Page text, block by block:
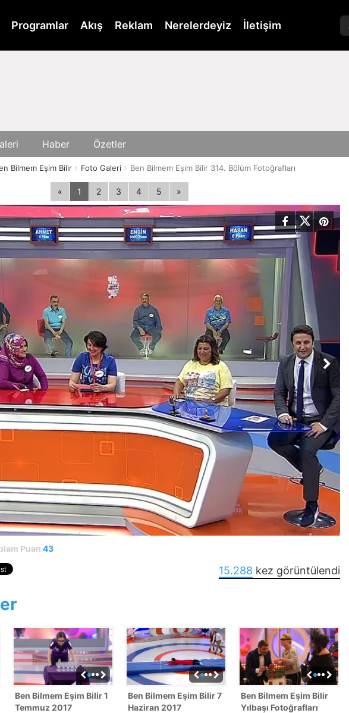
Programlar Akış Reklam Nerelerdeyiz İletişim
Haber Özetler
Bilmem Eşim Bilir Foto Galeri Ben Bilmem Eşim Bilir 314. Bölüm Fotoğrafları
« 1 2 3 4 5 »
Puan 43
15.288 kez görüntülendi
Ben Bilmem Eşim Bilir 1
Temmuz 2017
Ben Bilmem Eşim Bilir 7
Haziran 2017
Ben Bilmem Eşim Bilir
Yılbaşı Fotoğrafları